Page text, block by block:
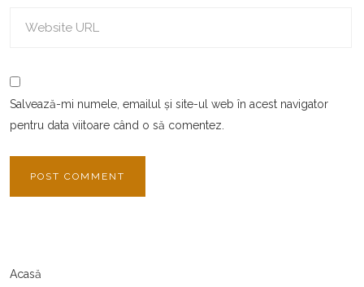
Salvează-mi numele, emailul și site-ul web în acest navigator
pentru data viitoare când o să comentez.
Acasă